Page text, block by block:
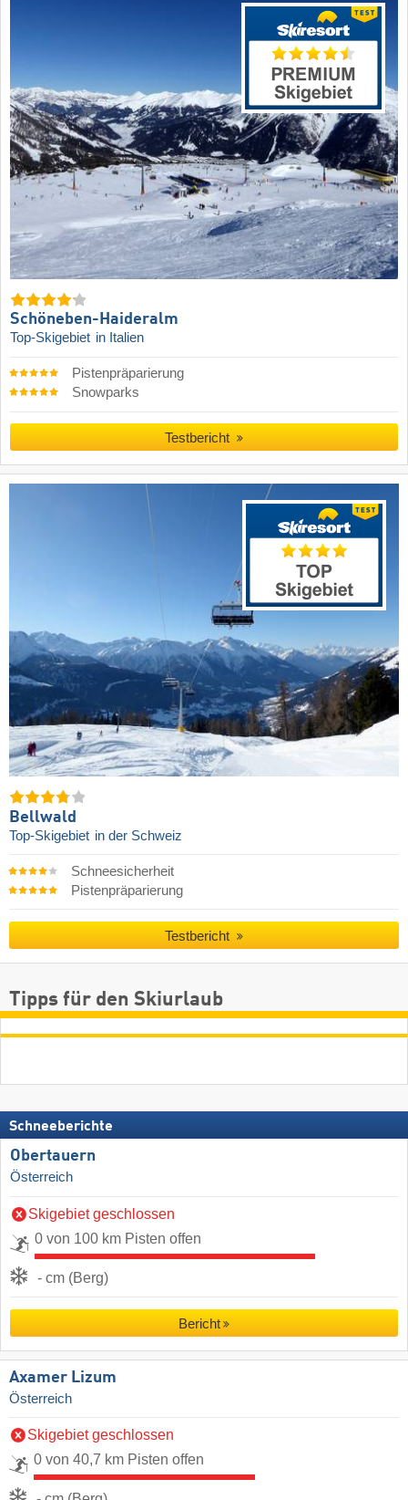
Schöneben-Haideralm
Top-Skigebiet in Italien
Pistenpräparierung
Snowparks
Testbericht
Bellwald
Top-Skigebiet in der Schweiz
Schneesicherheit
Pistenpräparierung
Testbericht
Tipps für den Skiurlaub
Schneeberichte
Obertauern
Österreich
Skigebiet geschlossen
0 von 100 km Pisten offen
- cm (Berg)
Bericht
Axamer Lizum
Österreich
Skigebiet geschlossen
0 von 40,7 km Pisten offen